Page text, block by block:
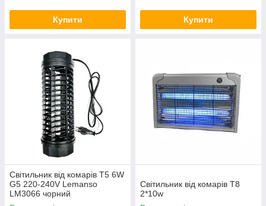
Купити Купити
Світильник від комарів T5 6W
G5 220-240V Lemanso
LM3066 чорний
Світильник від комарів T8
2*10w